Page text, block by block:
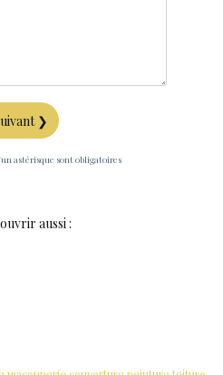
❯
astérisque sont obligatoires
aussi :